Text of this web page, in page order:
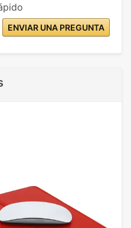
ENVIAR UNA PREGUNTA